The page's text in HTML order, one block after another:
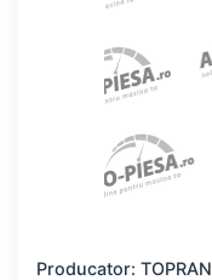
Producator: TOPRAN